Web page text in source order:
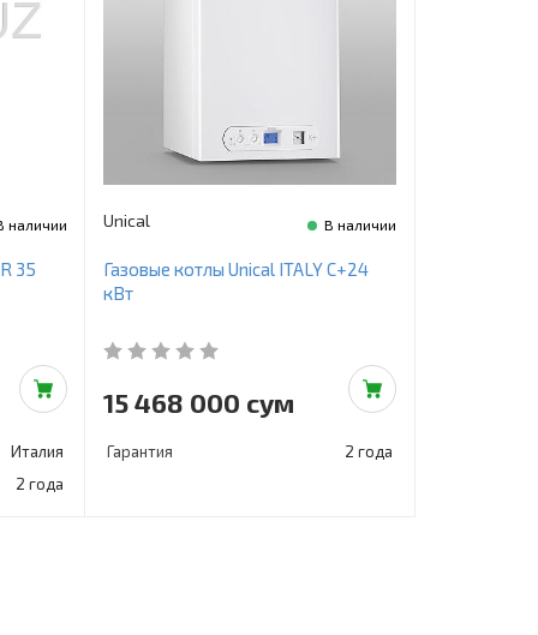
наличии
35
Италия
2 года
В наличии
Unical
Газовые котлы Unical ITALY C+24
кВт
15 468 000 сум
Гарантия 2 года